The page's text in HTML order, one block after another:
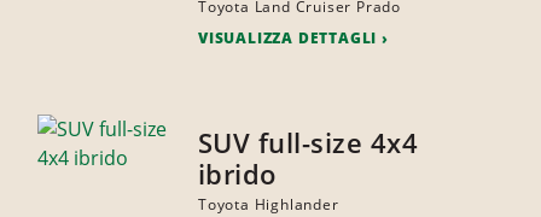
Toyota Land Cruiser Prado
VISUALIZZA DETTAGLI
SUV full-size 4x4
ibrido
Toyota Highlander